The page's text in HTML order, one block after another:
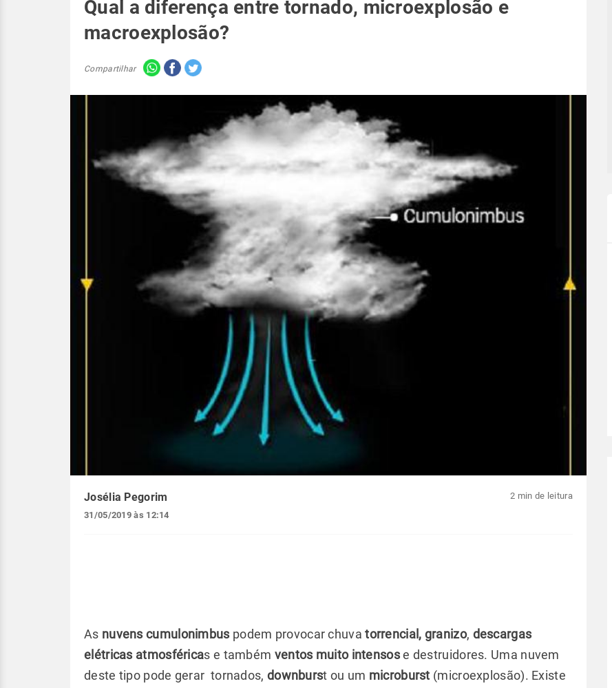
Qual a diferença entre tornado, microexplosão e
macroexplosão?
Compartilhar
Josélia Pegorim
31/05/2019 às 12:14
2 min de leitura
As nuvens cumulonimbus podem provocar chuvatorrencial, granizo, descargas
elétricas atmosféricas e também ventos muito intensose destruidores. Uma nuvem
deste tipo pode gerar tornados, downburst ou um microburst (microexplosão). Existe